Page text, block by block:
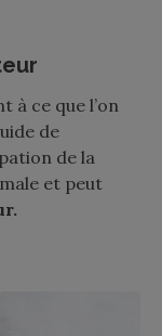
à ce que l’on
de
de la
et peut